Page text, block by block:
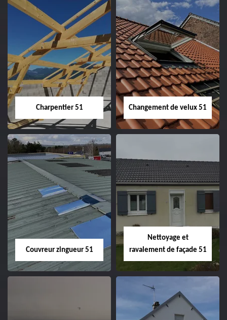
Entreprise de
couverture 51
Démoussage de
toiture 51
Charpentier 51
Charpentier 51
Changement de velux 51
Changement de
velux 51
Couvreur zingueur 51
Nettoyage et
ravalement de façade 51